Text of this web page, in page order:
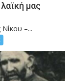
μας
–...